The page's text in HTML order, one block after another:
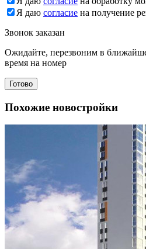
Я даю согласие на получение
Звонок заказан
Ожидайте, перезвоним в
время на номер
Готово
Похожие новостройки